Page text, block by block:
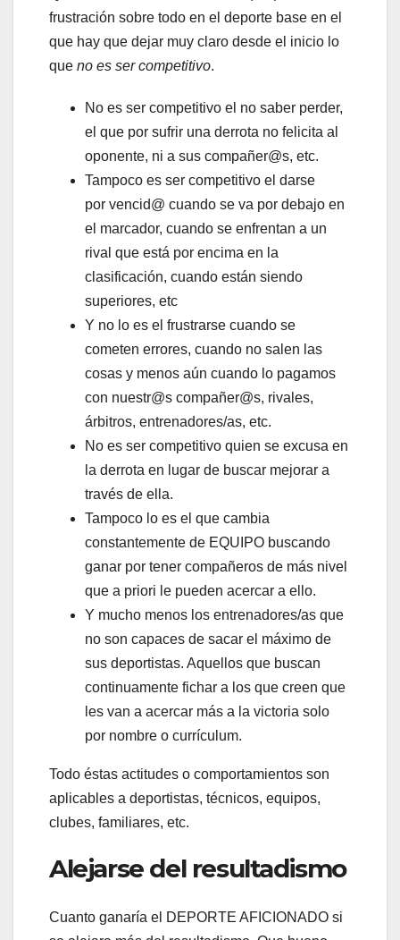
frustración sobre todo en el deporte base en el
que hay que dejar muy claro desde el inicio lo
que no es ser competitivo.
No es ser competitivo el no saber perder,
el que por sufrir una derrota no felicita al
oponente, ni a sus compañer@s, etc.
Tampoco es ser competitivo el darse
por vencid@ cuando se va por debajo en
el marcador, cuando se enfrentan a un
rival que está por encima en la
clasificación, cuando están siendo
superiores, etc
Y no lo es el frustrarse cuando se
cometen errores, cuando no salen las
cosas y menos aún cuando lo pagamos
con nuestr@s compañer@s, rivales,
árbitros, entrenadores/as, etc.
No es ser competitivo quien se excusa en
la derrota en lugar de buscar mejorar a
través de ella.
Tampoco lo es el que cambia
constantemente de EQUIPO buscando
ganar por tener compañeros de más nivel
que a priori le pueden acercar a ello.
Y mucho menos los entrenadores/as que
no son capaces de sacar el máximo de
sus deportistas. Aquellos que buscan
continuamente fichar a los que creen que
les van a acercar más a la victoria solo
por nombre o currículum.
Todo éstas actitudes o comportamientos son
aplicables a deportistas, técnicos, equipos,
clubes, familiares, etc.
Alejarse del resultadismo
Cuanto ganaría el DEPORTE AFICIONADO si